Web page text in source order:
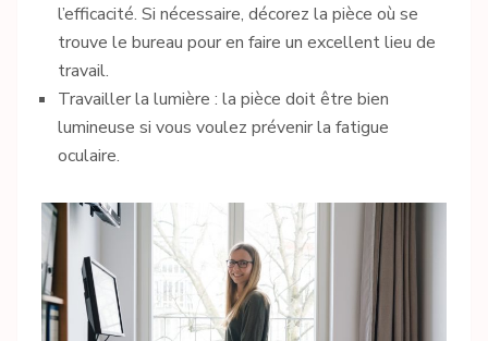
l’efficacité. Si nécessaire, décorez la pièce où se
trouve le bureau pour en faire un excellent lieu de
travail.
Travailler la lumière : la pièce doit être bien
lumineuse si vous voulez prévenir la fatigue
oculaire.